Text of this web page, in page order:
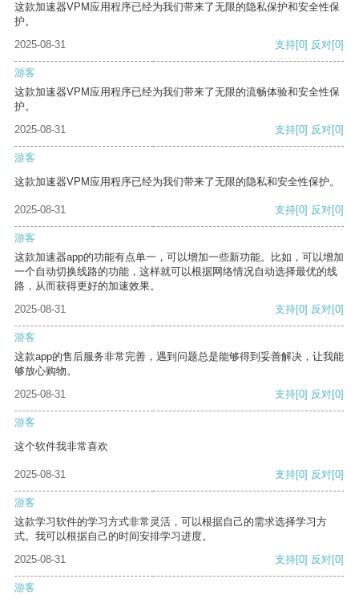
这款加速器VPM应用程序已经为我们带来了无限的隐私保护和安全性保
护。
2025-08-31
支持[0] 反对[0]
游客
这款加速器VPM应用程序已经为我们带来了无限的流畅体验和安全性保
护。
2025-08-31
支持[0] 反对[0]
游客
这款加速器VPM应用程序已经为我们带来了无限的隐私和安全性保护。
2025-08-31 支持[0] 反对[0]
游客
这款加速器app的功能有点单一，可以增加一些新功能。比如，可以增加
一个自动切换线路的功能，这样就可以根据网络情况自动选择最优的线
路，从而获得更好的加速效果。
2025-08-31
支持[0] 反对[0]
游客
这款app的售后服务非常完善，遇到问题总是能够得到妥善解决，让我能
够放心购物。
2025-08-31
支持[0] 反对[0]
游客
这个软件我非常喜欢
2025-08-31 支持[0] 反对[0]
游客
这款学习软件的学习方式非常灵活，可以根据自己的需求选择学习方
式。我可以根据自己的时间安排学习进度。
2025-08-31
支持[0] 反对[0]
游客